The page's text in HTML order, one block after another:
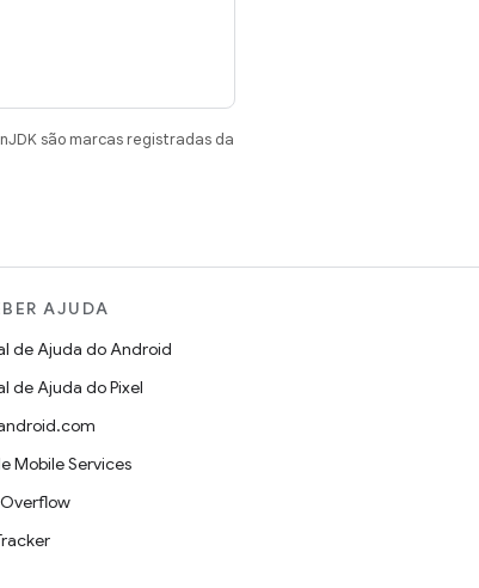
são marcas registradas da
AJUDA
de Ajuda do Android
de Ajuda do Pixel
Mobile Services